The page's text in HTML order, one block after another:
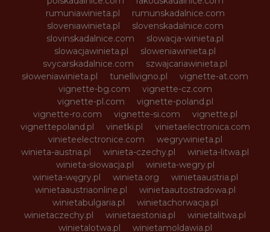
rumuniawinieta.pl
rumunskadalnice.com
sloveniawinieta.pl
slovenskadalnice.com
slovinskadalnice.com
slowacja-winieta.pl
slowacjawinieta.pl
sloweniawinieta.pl
svycarskadalnice.com
szwajcariawinieta.pl
słoweniawinieta.pl
tunellivigno.pl
vignette-at.com
vignette-bg.com
vignette-cz.com
vignette-pl.com
vignette-poland.pl
vignette-ro.com
vignette-si.com
vignette.pl
vignettepoland.pl
vinetki.pl
vinietaelectronica.com
vinieteelectronice.com
wegrywinieta.pl
winieta-austria.pl
winieta-czechy.pl
winieta-litwa.pl
winieta-słowacja.pl
winieta-wegry.pl
winieta-węgry.pl
winieta.org
winietaaustria.pl
winietaaustriaonline.pl
winietaautostradowa.pl
winietabulgaria.pl
winietachorwacja.pl
winietaczechy.pl
winietaestonia.pl
winietalitwa.pl
winietalotwa.pl
winietamoldawia.pl